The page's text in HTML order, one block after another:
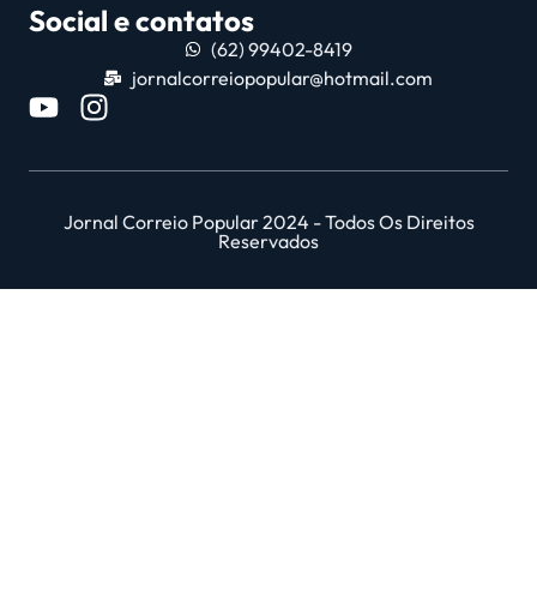
Social e contatos
(62) 99402-8419
jornalcorreiopopular@hotmail.com
Jornal Correio Popular 2024 - Todos Os Direitos
Reservados